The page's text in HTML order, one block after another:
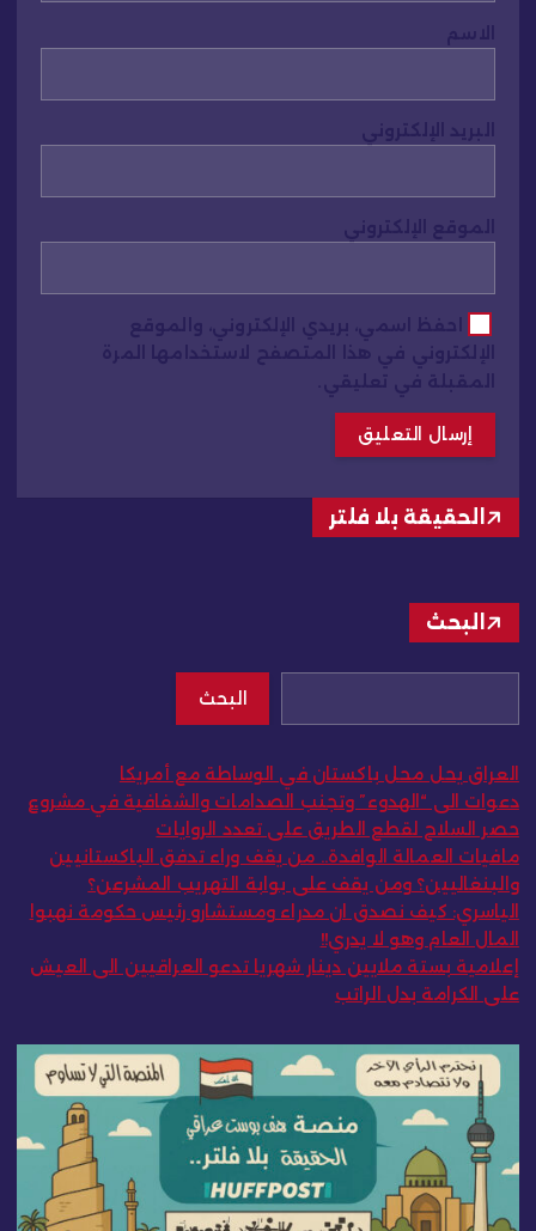
الحقيقة بلا فلتر
البحث
البحث
العراق يحل محل باكستان في الوساطة مع أمريكا
دعوات الى “الهدوء” وتجنب الصدامات والشفافية في مشروع
حصر السلاح لقطع الطريق على تعدد الروايات
مافيات العمالة الوافدة.. من يقف وراء تدفق الباكستانيين
والبنغاليين؟ ومن يقف على بوابة التهريب المشرعن؟
الياسري: كيف نصدق ان مدراء ومستشارو رئيس حكومة نهبوا
المال العام وهو لا يدري!!
إعلامية بستة ملايين دينار شهريا تدعو العراقيين الى العيش
على الكرامة بدل الراتب